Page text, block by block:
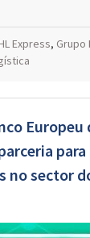
Express, Grupo
para
no sector